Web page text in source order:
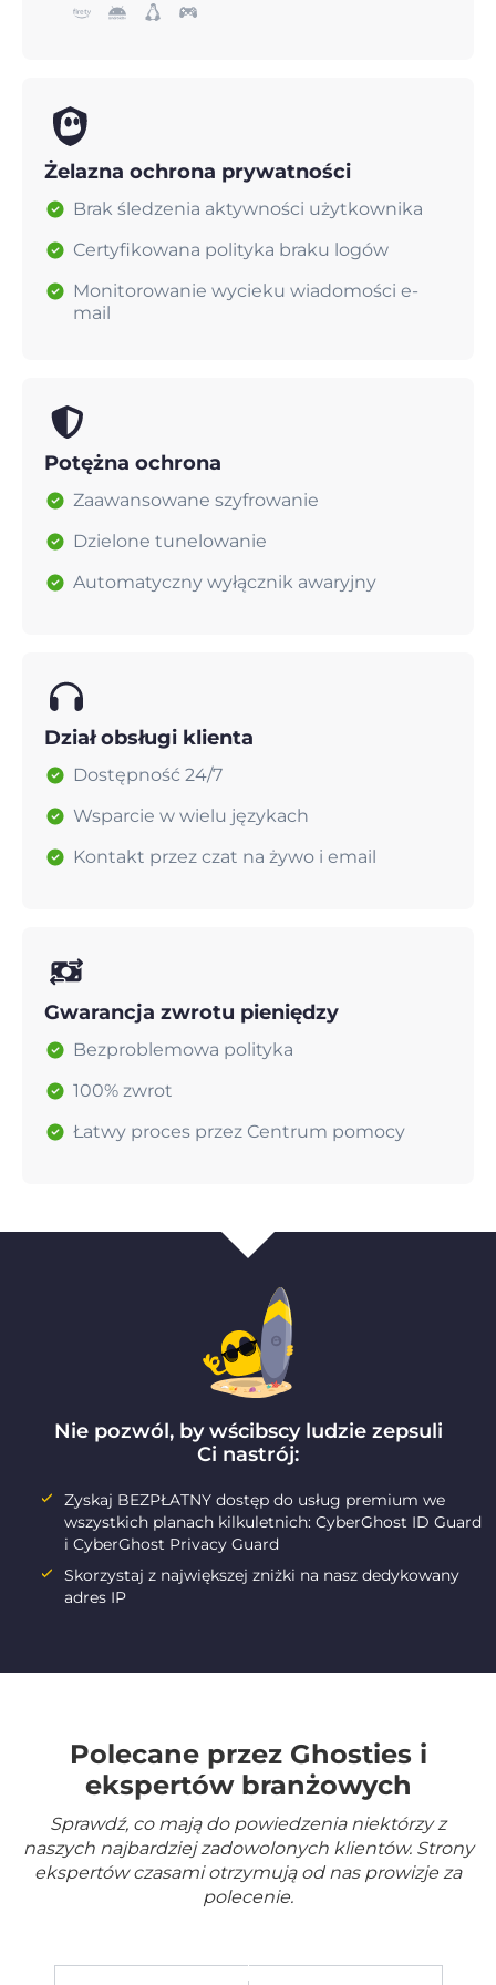
Żelazna ochrona prywatności
Brak śledzenia aktywności użytkownika
Certyfikowana polityka braku logów
Monitorowanie wycieku wiadomości e-
mail
Potężna ochrona
Zaawansowane szyfrowanie
Dzielone tunelowanie
Automatyczny wyłącznik awaryjny
Dział obsługi klienta
Dostępność 24/7
Wsparcie w wielu językach
Kontakt przez czat na żywo i email
Gwarancja zwrotu pieniędzy
Bezproblemowa polityka
100% zwrot
Łatwy proces przez Centrum pomocy
Nie pozwól, by wścibscy ludzie zepsuli
Ci nastrój:
Zyskaj BEZPŁATNY dostęp do usług premium we
wszystkich planach kilkuletnich: CyberGhost ID Guard
i CyberGhost Privacy Guard
Skorzystaj z największej zniżki na nasz dedykowany
adres IP
Polecane przez Ghosties i
ekspertów branżowych
Sprawdź, co mają do powiedzenia niektórzy z
naszych najbardziej zadowolonych klientów. Strony
ekspertów czasami otrzymują od nas prowizje za
polecenie.